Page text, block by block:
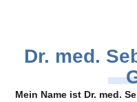
Dr. med.
Mein Name ist Dr. med.